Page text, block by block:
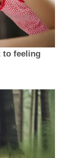
to feeling